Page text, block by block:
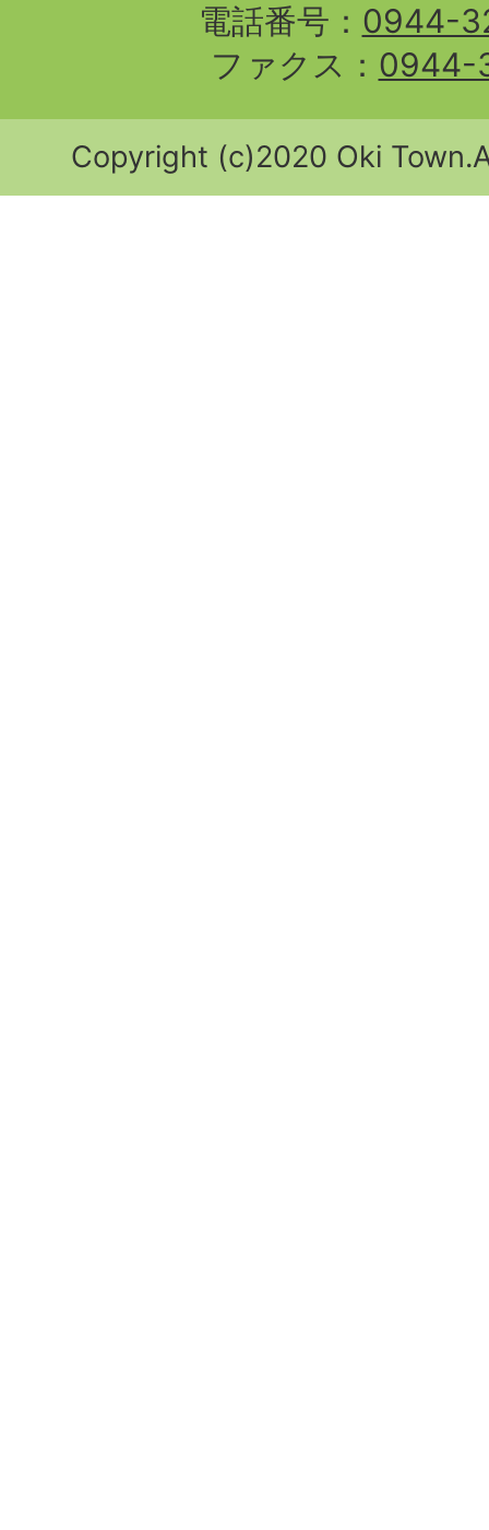
電話番号： 0944-
ファクス： 0944-
Copyright (c)2020 Oki